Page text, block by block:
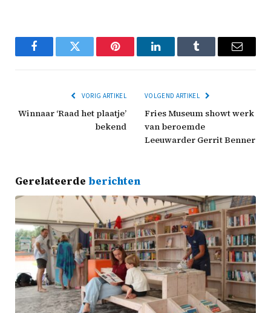
FacebookTwitter Pinterest LinkedInTumblr Email
VORIG ARTIKEL
Winnaar ‘Raad het plaatje’
bekend
VOLGEND ARTIKEL
Fries Museum showt werk
van beroemde
Leeuwarder Gerrit Benner
Gerelateerde berichten